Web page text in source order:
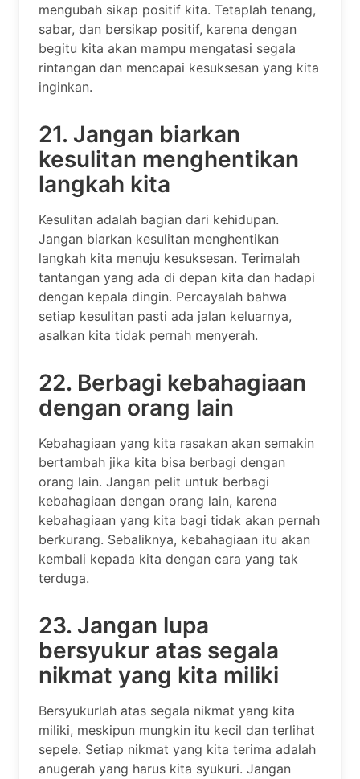
mengubah sikap positif kita. Tetaplah tenang,
sabar, dan bersikap positif, karena dengan
begitu kita akan mampu mengatasi segala
rintangan dan mencapai kesuksesan yang kita
inginkan.
21. Jangan biarkan
kesulitan menghentikan
langkah kita
Kesulitan adalah bagian dari kehidupan.
Jangan biarkan kesulitan menghentikan
langkah kita menuju kesuksesan. Terimalah
tantangan yang ada di depan kita dan hadapi
dengan kepala dingin. Percayalah bahwa
setiap kesulitan pasti ada jalan keluarnya,
asalkan kita tidak pernah menyerah.
22. Berbagi kebahagiaan
dengan orang lain
Kebahagiaan yang kita rasakan akan semakin
bertambah jika kita bisa berbagi dengan
orang lain. Jangan pelit untuk berbagi
kebahagiaan dengan orang lain, karena
kebahagiaan yang kita bagi tidak akan pernah
berkurang. Sebaliknya, kebahagiaan itu akan
kembali kepada kita dengan cara yang tak
terduga.
23. Jangan lupa
bersyukur atas segala
nikmat yang kita miliki
Bersyukurlah atas segala nikmat yang kita
miliki, meskipun mungkin itu kecil dan terlihat
sepele. Setiap nikmat yang kita terima adalah
anugerah yang harus kita syukuri. Jangan